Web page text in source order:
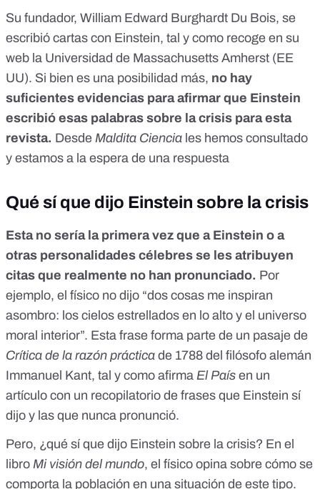
Su fundador, William Edward Burghardt Du Bois, se
escribió cartas con Einstein, tal y como recoge en su
web la Universidad de Massachusetts Amherst (EE
UU). Si bien es una posibilidad más, no hay
suficientes evidencias para afirmar que Einstein
escribió esas palabras sobre la crisis para esta
revista. Desde Maldita Ciencia les hemos consultado
y estamos a la espera de una respuesta
Qué sí que dijo Einstein sobre la crisis
Esta no sería la primera vez que a Einstein o a
otras personalidades célebres se les atribuyen
citas que realmente no han pronunciado. Por
ejemplo, el físico no dijo “dos cosas me inspiran
asombro: los cielos estrellados en lo alto y el universo
moral interior”. Esta frase forma parte de un pasaje de
Crítica de la razón práctica de 1788 del filósofo alemán
Immanuel Kant, tal y como afirma El País en un
artículo con un recopilatorio de frases que Einstein sí
dijo y las que nunca pronunció.
Pero, ¿qué sí que dijo Einstein sobre la crisis? En el
libro Mi visión del mundo, el físico opina sobre cómo se
comporta la población en una situación de este tipo.